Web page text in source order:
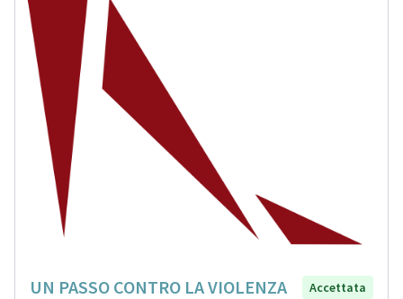
UN PASSO CONTRO LA VIOLENZA
Accettata